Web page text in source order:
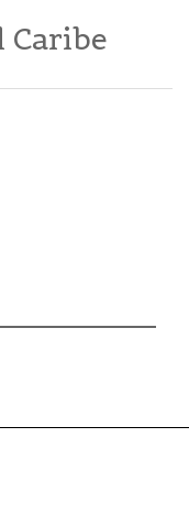
Caribe